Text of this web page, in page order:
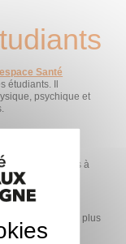
espace Santé
étudiants. Il
psychique et
aucun frais à
tabacologie,
une alimentation plus